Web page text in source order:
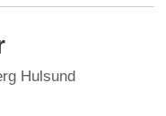
Hulsund